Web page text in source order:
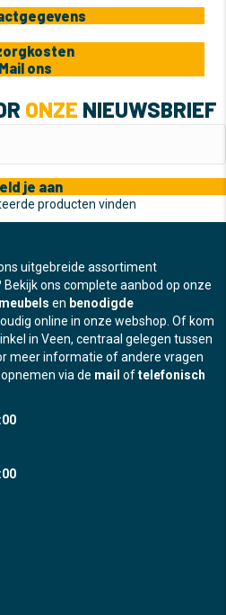
Mail ons
ONZE NIEUWSBRIEF
je aan
producten vinden
uitgebreide assortiment
ons complete aanbod op onze
en benodigde
online in onze webshop. Of kom
in Veen, centraal gelegen tussen
meer informatie of andere vragen
via de mail oftelefonisch